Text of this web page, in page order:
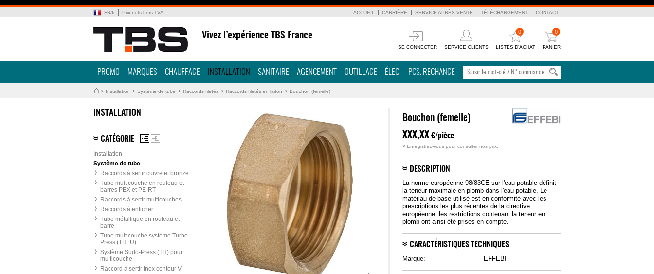
FR/fr Prix nets hors TVA ACCUEIL CARRIÈRE SERVICE APRÈS-VENTE TÉLÉCHARGEMENT CONTACT
Vivez l’expérience TBS France
SE CONNECTER SERVICE CLIENTS
0
LISTES D'ACHAT
0
PANIER
PROMO MARQUES CHAUFFAGE INSTALLATION SANITAIRE AGENCEMENT OUTILLAGE ÉLEC. PCS. RECHANGE
Installation Système de tube Raccords filetés Raccords filetés en laiton Bouchon (femelle)
INSTALLATION
CATÉGORIE
Installation
Système de tube
Raccords à sertir cuivre et bronze
Tube multicouche en rouleau et
barres PEX et PE-RT
Raccords à sertir multicouches
Raccords à enficher
Tube métallique en rouleau et
barre
Tube multicouche système Turbo-
Press (TH+U)
Système Sudo-Press (TH) pour
multicouche
Raccord à sertir inox contour V
Bouchon (femelle)
XXX,XX €/pièce
» Enregistrez-vous pour consulter nos prix.
DESCRIPTION
La norme européenne 98/83CE sur l'eau potable définit
la teneur maximale en plomb dans l'eau potable. Le
matériau de base utilisé est en conformité avec les
prescriptions les plus récentes de la directive
européenne, les restrictions contenant la teneur en
plomb ont ainsi été prises en compte.
CARACTÉRISTIQUES TECHNIQUES
Marque: EFFEBI